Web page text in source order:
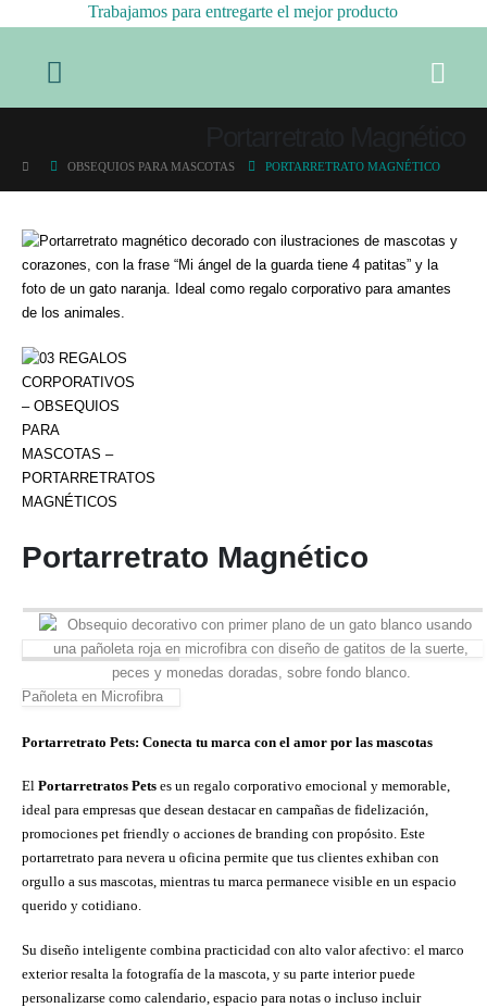
Trabajamos para entregarte el mejor producto
OBSEQUIOS PARA MASCOTAS PORTARRETRATO MAGNÉTICO
Portarretrato Magnético
Pañoleta en Microfibra
Portarretrato Pets: Conecta tu marca con el amor por las mascotas
El Portarretratos Pets es un regalo corporativo emocional y memorable,
ideal para empresas que desean destacar en campañas de fidelización,
promociones pet friendly o acciones de branding con propósito. Este
portarretrato para nevera u oficina permite que tus clientes exhiban con
orgullo a sus mascotas, mientras tu marca permanece visible en un espacio
querido y cotidiano.
Su diseño inteligente combina practicidad con alto valor afectivo: el marco
exterior resalta la fotografía de la mascota, y su parte interior puede
personalizarse como calendario, espacio para notas o incluso incluir